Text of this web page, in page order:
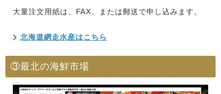
大量注文用紙は、FAX、または郵送で申し込みます。
北海道網走水産はこちら
③最北の海鮮市場